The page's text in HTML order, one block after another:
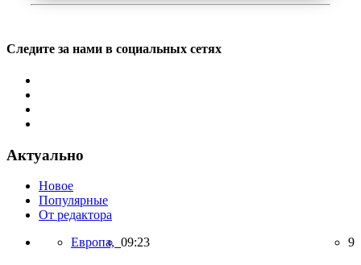
Следите за нами в социальных сетях
Актуально
Новое
Популярные
От редактора
Европа, 09:23 9